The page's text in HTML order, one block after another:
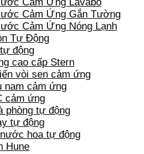
Cảm Ứng Lavabo
Cảm Ứng Gắn Tường
Cảm Ứng Nóng Lạnh
Tự Động
động
cao cấp Stern
vòi sen cảm ứng
nam cảm ứng
cảm ứng
phòng tự động
tự động
hoa tự động
Hune